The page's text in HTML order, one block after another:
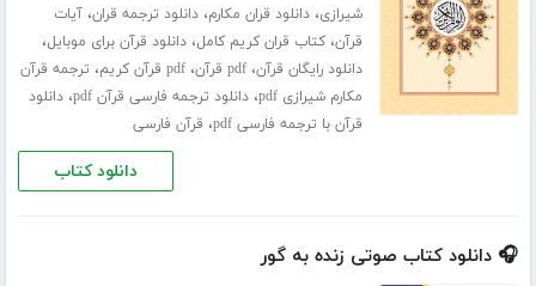
شیرازی،دانلود قران مکارم،دانلود ترجمه قران،آیات
قرآن،کتاب قران کریم کامل،دانلود قرآن برای موبایل،
دانلود رایگان قرآن،pdf قرآن ،pdf قرآن کریم ، ترجمه قرآن
مکارم شیرازی pdf
،دانلود ترجمه فارسی قرآن pdf ،دانلود
قرآن با ترجمه فارسی pdf
، قرآن فارسی
دانلود کتاب
🎧 دانلود کتاب صوتی زنده به گور